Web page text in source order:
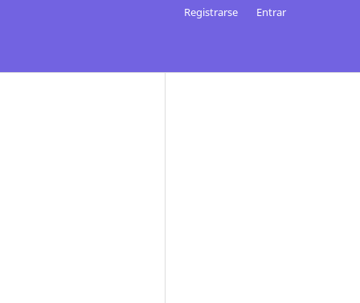
Registrarse Entrar